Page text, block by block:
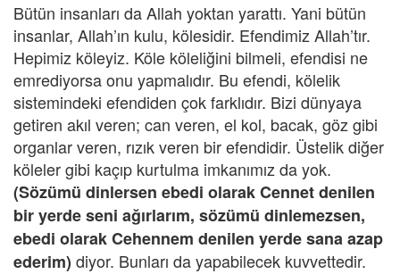
Bütün insanları da Allah yoktan yarattı. Yani bütün
insanlar, Allah’ın kulu, kölesidir. Efendimiz Allah’tır.
Hepimiz köleyiz. Köle köleliğini bilmeli, efendisi ne
emrediyorsa onu yapmalıdır. Bu efendi, kölelik
sistemindeki efendiden çok farklıdır. Bizi dünyaya
getiren akıl veren; can veren, el kol, bacak, göz gibi
organlar veren, rızık veren bir efendidir. Üstelik diğer
köleler gibi kaçıp kurtulma imkanımız da yok.
(Sözümü dinlersen ebedi olarak Cennet denilen
bir yerde seni ağırlarım, sözümü dinlemezsen,
ebedi olarak Cehennem denilen yerde sana azap
ederim) diyor. Bunları da yapabilecek kuvvettedir.